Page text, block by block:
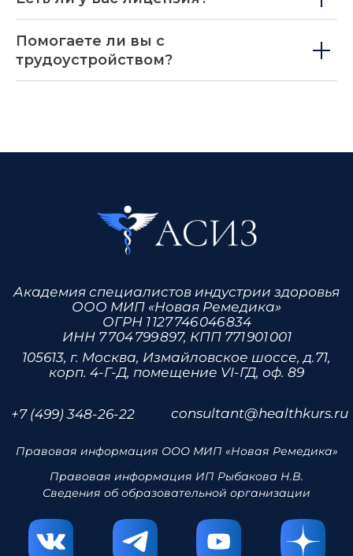
Помогаете ли вы с
трудоустройством?